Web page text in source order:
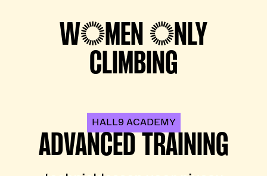
WOMEN ONLY
CLIMBING
HALL9 ACADEMY
ADVANCED TRAINING